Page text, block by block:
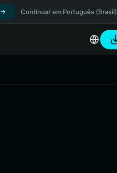
Continuar em Português (Brasil)